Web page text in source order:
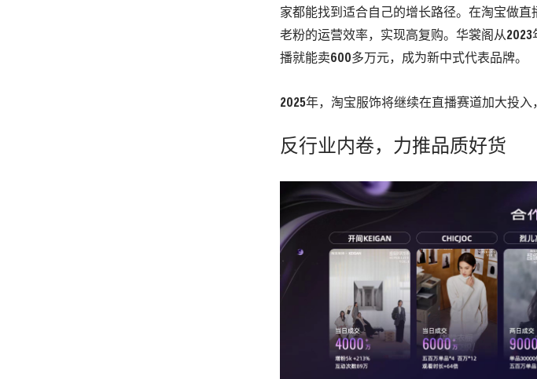
家都能找到适合自己的增长路径。在淘宝做
老粉的运营效率，实现高复购。华裳阁从
播就能卖600多万元，成为新中式代表品牌。
2025年，淘宝服饰将继续在直播赛道加大投入
反行业内卷，力推品质好货